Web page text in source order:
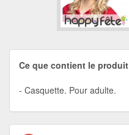
Ce que contient le produit
Casquette. Pour adulte.